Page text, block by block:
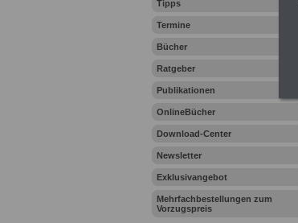
Tipps
Termine
Bücher
Ratgeber
Publikationen
OnlineBücher
Download-Center
Newsletter
Exklusivangebot
Mehrfachbestellungen zum
Vorzugspreis